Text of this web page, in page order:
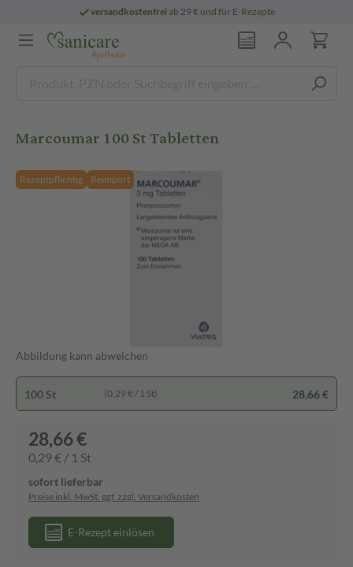
versandkostenfreiab 29 € und für E-Rezepte
Marcoumar 100 St Tabletten
Rezeptpflichtig Reimport
Abbildung kann abweichen
100 St (0,29 € / 1 St) 28,66 €
28,66 €
0,29 € / 1 St
sofort lieferbar
Preise inkl. MwSt. ggf. zzgl. Versandkosten
E-Rezept einlösen